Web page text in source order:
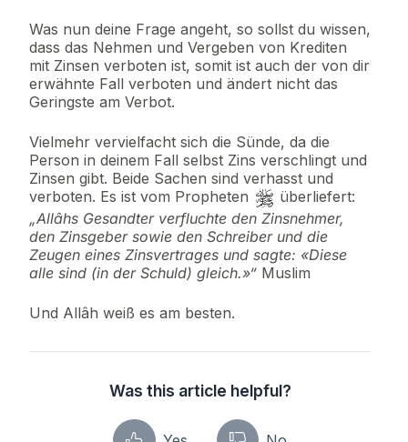
Was nun deine Frage angeht, so sollst du wissen,
dass das Nehmen und Vergeben von Krediten
mit Zinsen verboten ist, somit ist auch der von dir
erwähnte Fall verboten und ändert nicht das
Geringste am Verbot.
Vielmehr vervielfacht sich die Sünde, da die
Person in deinem Fall selbst Zins verschlingt und
Zinsen gibt. Beide Sachen sind verhasst und
verboten. Es ist vom Propheten
überliefert:
„Allâhs Gesandter verfluchte den Zinsnehmer,
den Zinsgeber sowie den Schreiber und die
Zeugen eines Zinsvertrages und sagte: «Diese
alle sind (in der Schuld) gleich.»“ Muslim
Und Allâh weiß es am besten.
Was this article helpful?